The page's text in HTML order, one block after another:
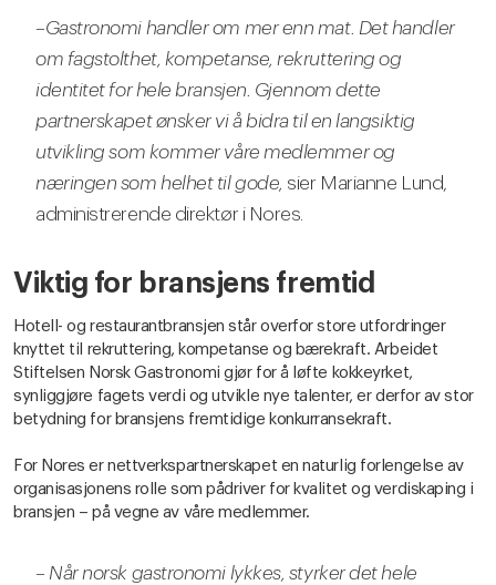
–Gastronomi handler om mer enn mat. Det handler
om fagstolthet, kompetanse, rekruttering og
identitet for hele bransjen. Gjennom dette
partnerskapet ønsker vi å bidra til en langsiktig
utvikling som kommer våre medlemmer og
næringen som helhet til gode, sier Marianne Lund,
administrerende direktør i Nores.
Viktig for bransjens fremtid
Hotell- og restaurantbransjen står overfor store utfordringer
knyttet til rekruttering, kompetanse og bærekraft. Arbeidet
Stiftelsen Norsk Gastronomi gjør for å løfte kokkeyrket,
synliggjøre fagets verdi og utvikle nye talenter, er derfor av stor
betydning for bransjens fremtidige konkurransekraft.
For Nores er nettverkspartnerskapet en naturlig forlengelse av
organisasjonens rolle som pådriver for kvalitet og verdiskaping i
bransjen – på vegne av våre medlemmer.
– Når norsk gastronomi lykkes, styrker det hele